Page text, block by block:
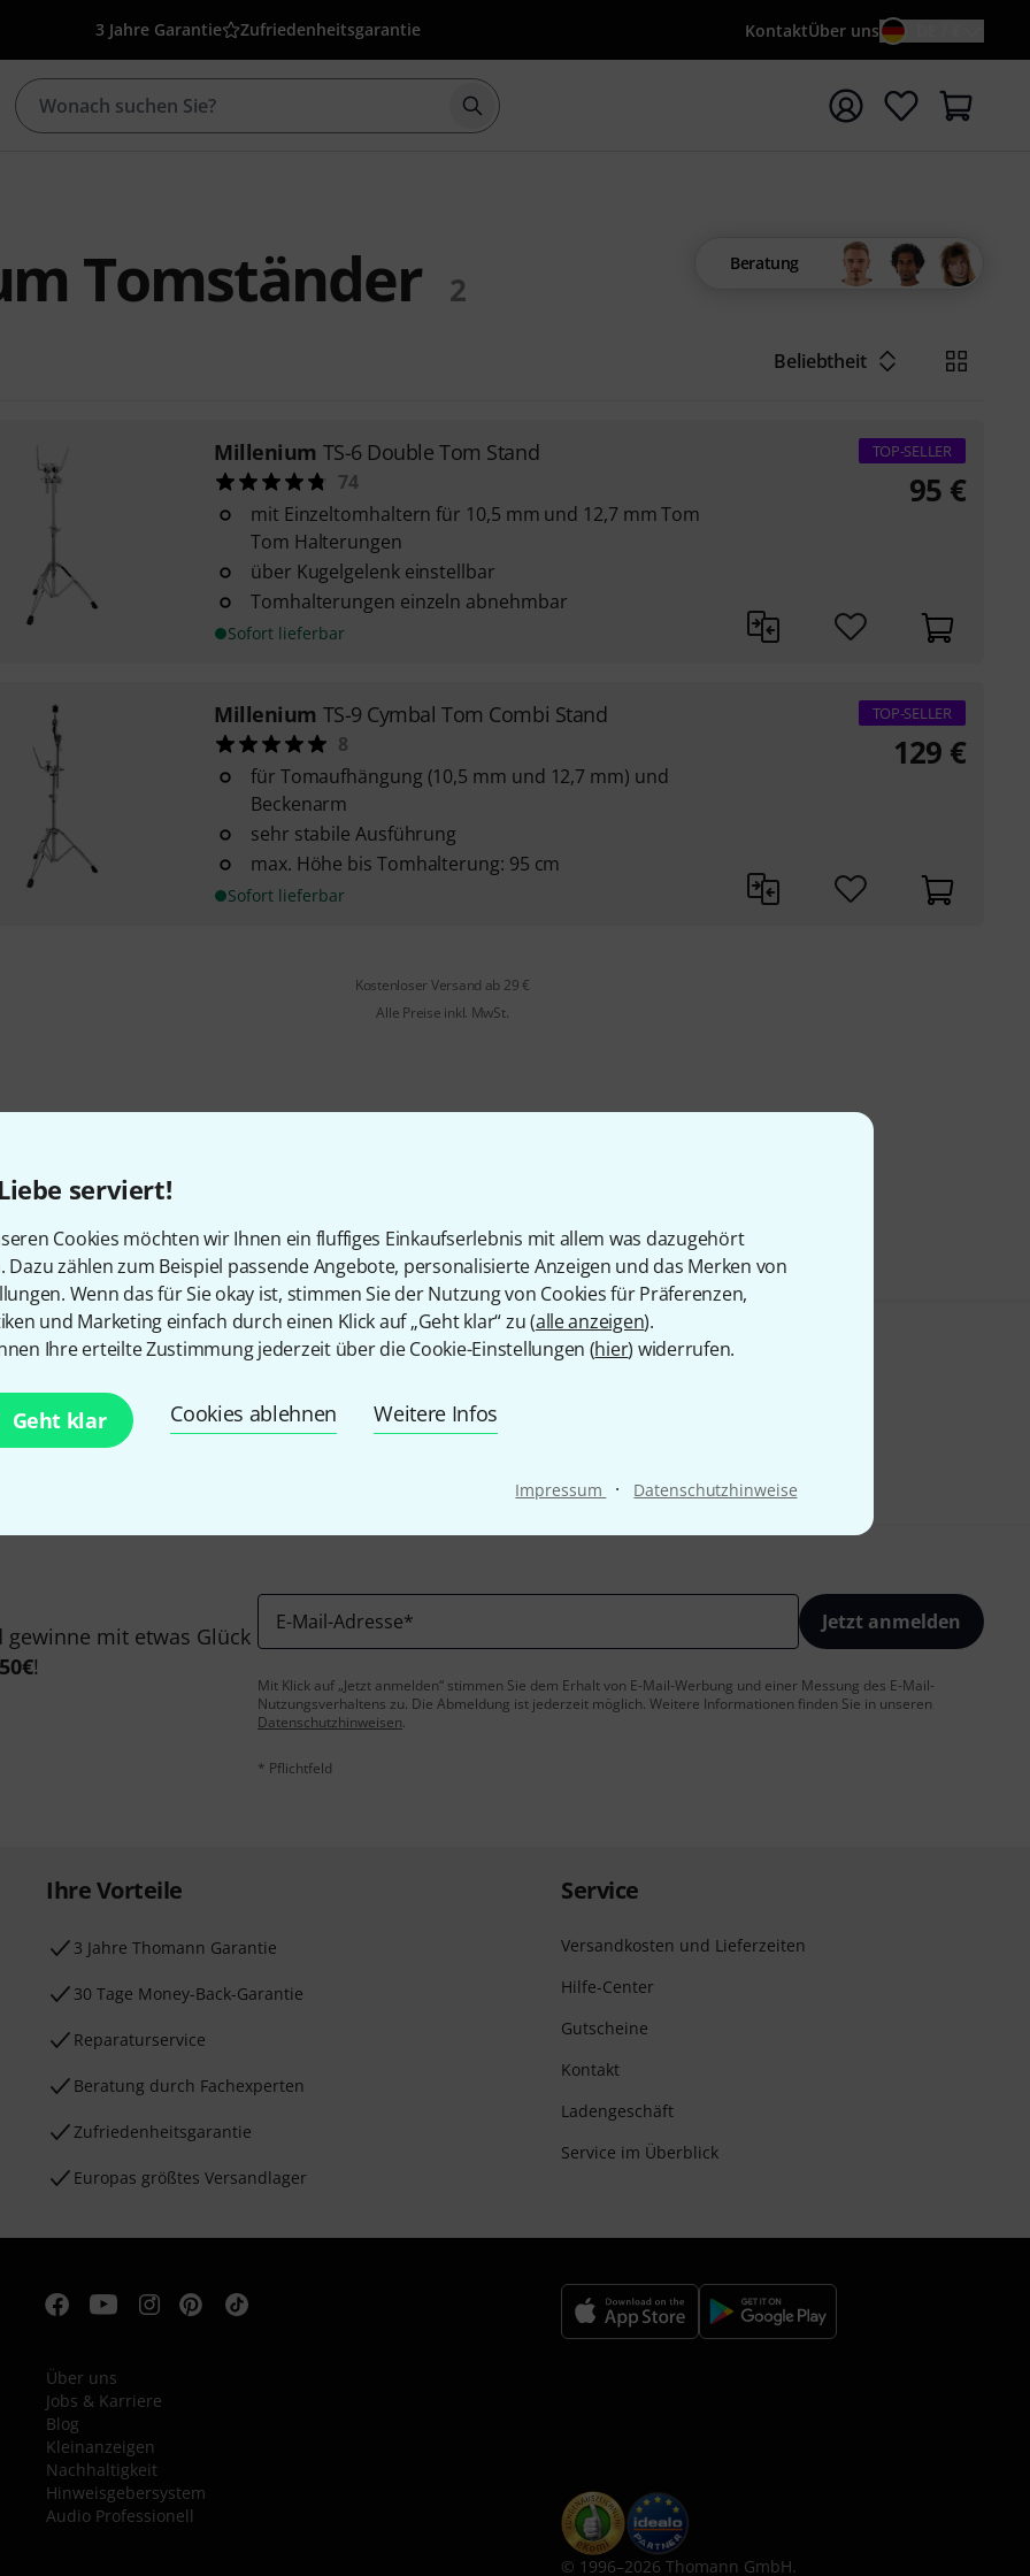
serviert!
Cookies möchten wir Ihnen ein fluffiges Einkaufserlebnis mit allem was dazugehört
Dazu zählen zum Beispiel passende Angebote, personalisierte Anzeigen und das Merken von
Wenn das für Sie okay ist, stimmen Sie der Nutzung von Cookies für Präferenzen,
und Marketing einfach durch einen Klick auf „Geht klar“ zu (alle anzeigen).
Ihre erteilte Zustimmung jederzeit über die Cookie-Einstellungen (hier) widerrufen.
Geht klar Cookies ablehnen Weitere Infos
Impressum · Datenschutzhinweise
3 Jahre Garantie Zufriedenheitsgarantie KontaktÜber uns
Suche mit Suchwort {searchTerm} starten
Tomständer 2
Beratung
Beliebtheit
Millenium TS-6 Double Tom Stand
74
mit Einzeltomhaltern für 10,5 mm und 12,7 mm Tom
Tom Halterungen
über Kugelgelenk einstellbar
Tomhalterungen einzeln abnehmbar
Sofort lieferbar
TOP-SELLER
95 €
Millenium TS-9 Cymbal Tom Combi Stand
8
für Tomaufhängung (10,5 mm und 12,7 mm) und
Beckenarm
sehr stabile Ausführung
max. Höhe bis Tomhalterung: 95 cm
Sofort lieferbar
TOP-SELLER
129 €
Kostenloser Versand ab 29 €
Alle Preise inkl. MwSt.
Gefällt Ihnen, was Sie sehen?
Teilen Hilfe & Feedback
mit etwas Glück
50€!
E-Mail-Adresse* Jetzt anmelden
Mit Klick auf „Jetzt anmelden“ stimmen Sie dem Erhalt von E-Mail-Werbung und einer Messung des E-Mail-
Nutzungsverhaltens zu. Die Abmeldung ist jederzeit möglich. Weitere Informationen finden Sie in unseren
Datenschutzhinweisen.
* Pflichtfeld
Ihre Vorteile
3 Jahre Thomann Garantie
30 Tage Money-Back-Garantie
Reparaturservice
Beratung durch Fachexperten
Zufriedenheitsgarantie
Europas größtes Versandlager
Service
Versandkosten und Lieferzeiten
Hilfe-Center
Gutscheine
Kontakt
Ladengeschäft
Service im Überblick
Über uns
Jobs & Karriere
Blog
Kleinanzeigen
Nachhaltigkeit
Hinweisgebersystem
Audio Professionell
© 1996–2026 Thomann GmbH.